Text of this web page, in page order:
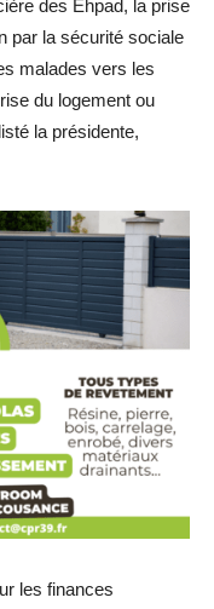
des Ehpad, la prise
par la sécurité sociale
malades vers les
du logement ou
la présidente,
les finances